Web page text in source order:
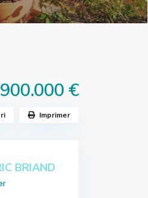
900.000 €
Imprimer
BRIAND